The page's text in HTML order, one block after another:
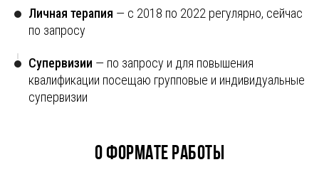
Личная терапия — с 2018 по 2022 регулярно, сейчас
по запросу
Супервизии — по запросу и для повышения
квалификации посещаю групповые и индивидуальные
супервизии
О формате работы